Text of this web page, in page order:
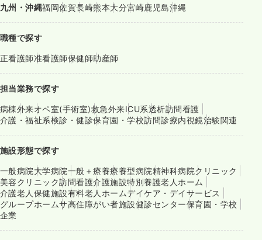
九州・沖縄福岡佐賀長崎熊本大分宮崎鹿児島沖縄
職種で探す
正看護師准看護師保健師助産師
担当業務で探す
病棟外来オペ室(手術室)救急外来ICU系透析訪問看護
介護・福祉系検診・健診保育園・学校訪問診療内視鏡治験関連
施設形態で探す
一般病院大学病院一般＋療養療養型病院精神科病院クリニック
美容クリニック訪問看護介護施設特別養護老人ホーム
介護老人保健施設有料老人ホームデイケア・デイサービス
グループホームサ高住障がい者施設健診センター保育園・学校
企業